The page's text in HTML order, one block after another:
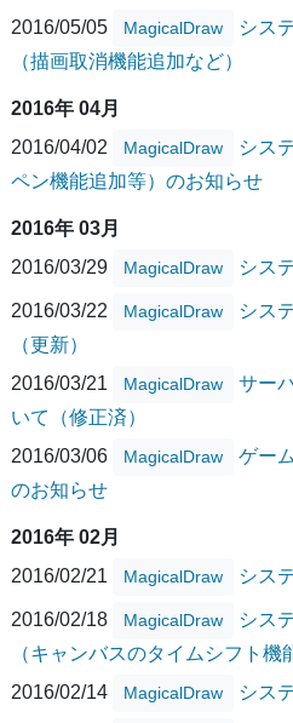
2016/05/05
MagicalDraw
シス
（描画取消機能追加など）
2016年 04月
2016/04/02
MagicalDraw
シス
ペン機能追加等）のお知らせ
2016年 03月
2016/03/29
MagicalDraw シス
2016/03/22 MagicalDraw
シス
（更新）
2016/03/21
MagicalDraw
サー
いて（修正済）
2016/03/06
MagicalDraw
ゲー
のお知らせ
2016年 02月
2016/02/21
MagicalDraw シス
2016/02/18 MagicalDraw
シス
（キャンバスのタイムシフト機
2016/02/14
MagicalDraw シス